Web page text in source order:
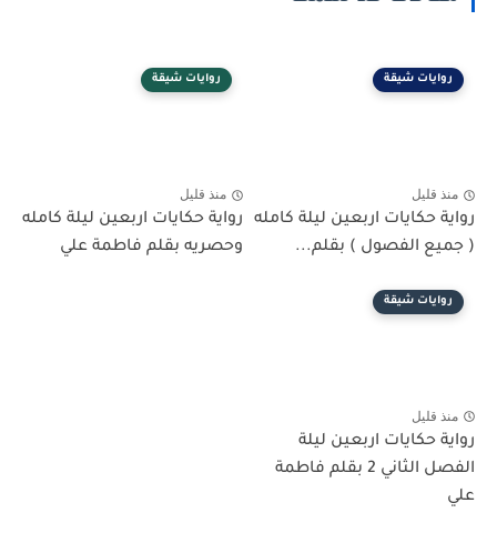
روايات شيقة
منذ قليل
رواية حكايات اربعين ليلة كامله
( جميع الفصول ) بقلم...
روايات شيقة
منذ قليل
رواية حكايات اربعين ليلة كامله
وحصريه بقلم فاطمة علي
روايات شيقة
منذ قليل
رواية حكايات اربعين ليلة
الفصل الثاني 2 بقلم فاطمة
علي